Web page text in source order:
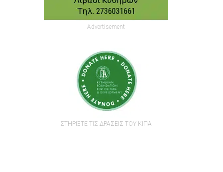
Advertisement
ΣΤΗΡΙΞΤΕ ΤΙΣ ΔΡΑΣΕΙΣ ΤΟΥ ΚΙΠΑ